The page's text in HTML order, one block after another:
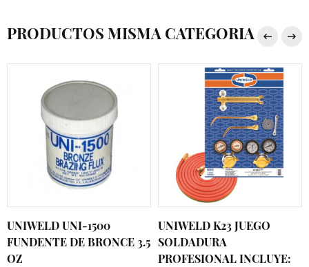
PRODUCTOS MISMA CATEGORIA
UNIWELD UNI-1500
FUNDENTE DE BRONCE 3.5
OZ
UNIWELD K23 JUEGO
SOLDADURA
PROFESIONAL INCLUYE: